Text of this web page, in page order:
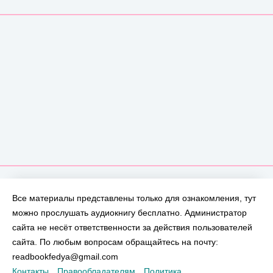
Все материалы представлены только для ознакомления, тут
можно прослушать аудиокнигу бесплатно. Администратор
сайта не несёт ответственности за действия пользователей
сайта. По любым вопросам обращайтесь на почту:
readbookfedya@gmail.com
Контакты
Правообладателям Политика